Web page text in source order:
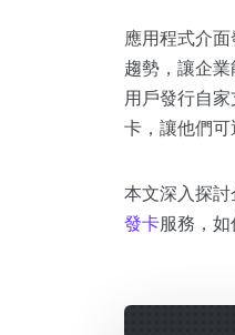
應用程式介
趨勢，讓企
用戶發行自
卡，讓他們可
本文深入探
發卡服務，